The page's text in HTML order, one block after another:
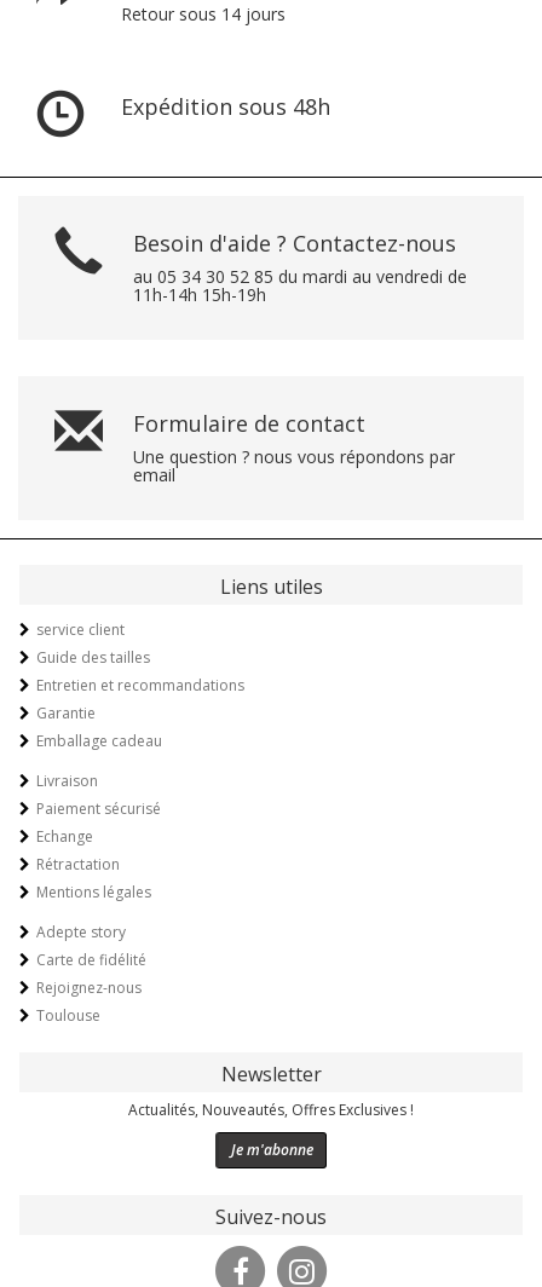
Retour sous 14 jours
Expédition sous 48h
Besoin d'aide ? Contactez-nous
au 05 34 30 52 85 du mardi au vendredi de
11h-14h 15h-19h
Formulaire de contact
Une question ? nous vous répondons par
email
Liens utiles
service client
Guide des tailles
Entretien et recommandations
Garantie
Emballage cadeau
Livraison
Paiement sécurisé
Echange
Rétractation
Mentions légales
Adepte story
Carte de fidélité
Rejoignez-nous
Toulouse
Newsletter
Actualités, Nouveautés, Offres Exclusives !
Je m'abonne
Suivez-nous